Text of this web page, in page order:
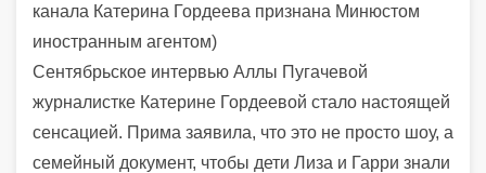
канала Катерина Гордеева признана Минюстом
иностранным агентом)
Сентябрьское интервью Аллы Пугачевой
журналистке Катерине Гордеевой стало настоящей
сенсацией. Прима заявила, что это не просто шоу, а
семейный документ, чтобы дети Лиза и Гарри знали